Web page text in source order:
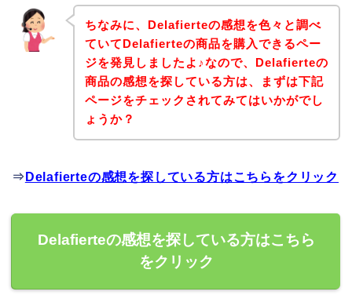
ちなみに、Delafierteの感想を色々と調べ
ていてDelafierteの商品を購入できるペー
ジを発見しましたよ♪なので、Delafierteの
商品の感想を探している方は、まずは下記
ページをチェックされてみてはいかがでし
ょうか？
⇒ Delafierteの感想を探している方はこちらをクリック
Delafierteの感想を探している方はこちら
をクリック